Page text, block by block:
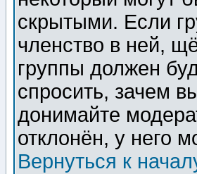
скрытыми. Если
членство в ней,
группы должен
спросить, зачем
донимайте
отклонён, у него
Вернуться к